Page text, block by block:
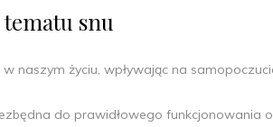
snu
naszym życiu, wpływając na
do prawidłowego funkcjonowania